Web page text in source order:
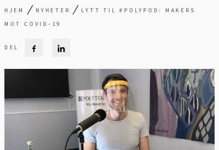
HJEM / NYHETER / LYTT TIL #POLYPOD: MAKERS
MOT COVID-19